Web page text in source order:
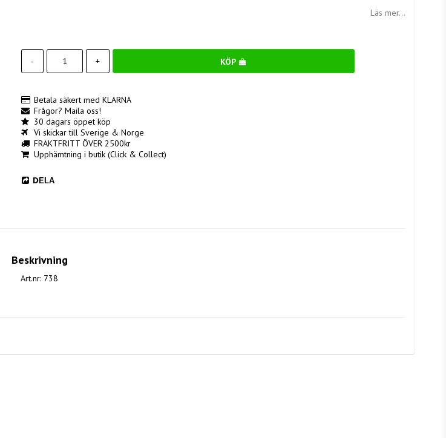
Läs mer...
- + KÖP
Betala säkert med KLARNA
Frågor? Maila oss!
30 dagars öppet köp
Vi skickar till Sverige & Norge
FRAKTFRITT ÖVER 2500kr
Upphämtning i butik (Click & Collect)
DELA
Beskrivning
Art.nr: 738